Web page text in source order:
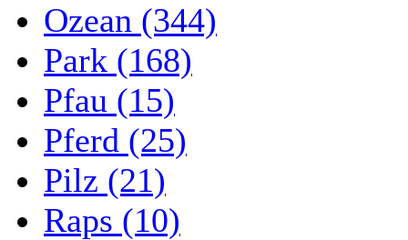
Ozean (344)
Park (168)
Pfau (15)
Pferd (25)
Pilz (21)
Raps (10)